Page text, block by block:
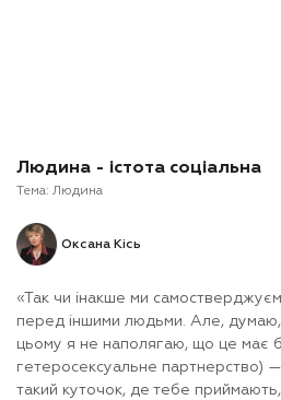
Людина - істота соціальна
Тема: Людина
Оксана Кісь
«Так чи інакше ми
перед іншими людьми. Але, думаю,
цьому я не наполягаю, що це має
гетеросексуальне партнерство)
такий куточок, де тебе